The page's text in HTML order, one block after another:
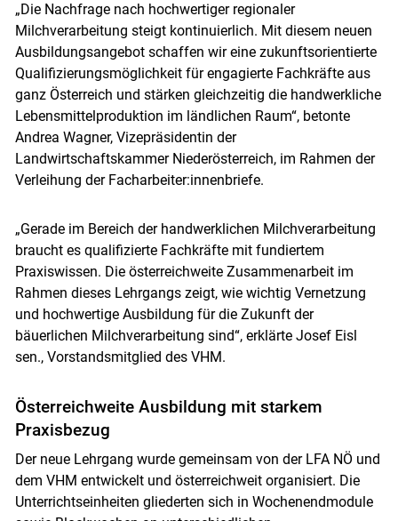
„Die Nachfrage nach hochwertiger regionaler
Milchverarbeitung steigt kontinuierlich. Mit diesem neuen
Ausbildungsangebot schaffen wir eine zukunftsorientierte
Qualifizierungsmöglichkeit für engagierte Fachkräfte aus
ganz Österreich und stärken gleichzeitig die handwerkliche
Lebensmittelproduktion im ländlichen Raum“, betonte
Andrea Wagner, Vizepräsidentin der
Landwirtschaftskammer Niederösterreich, im Rahmen der
Verleihung der Facharbeiter:innenbriefe.
„Gerade im Bereich der handwerklichen Milchverarbeitung
braucht es qualifizierte Fachkräfte mit fundiertem
Praxiswissen. Die österreichweite Zusammenarbeit im
Rahmen dieses Lehrgangs zeigt, wie wichtig Vernetzung
und hochwertige Ausbildung für die Zukunft der
bäuerlichen Milchverarbeitung sind“, erklärte Josef Eisl
sen., Vorstandsmitglied des VHM.
Österreichweite Ausbildung mit starkem
Praxisbezug
Der neue Lehrgang wurde gemeinsam von der LFA NÖ und
dem VHM entwickelt und österreichweit organisiert. Die
Unterrichtseinheiten gliederten sich in Wochenendmodule